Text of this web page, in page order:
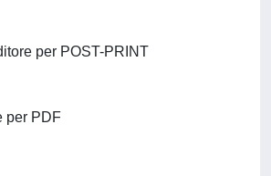
per POST-PRINT
per PDF